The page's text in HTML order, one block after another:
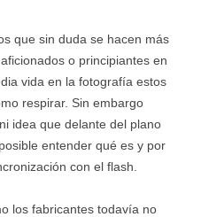
que sin duda se hacen más
o principiantes en
vida en la fotografía estos
respirar. Sin embargo
idea que delante del plano
entender qué es y por
con el flash.
los fabricantes todavía no